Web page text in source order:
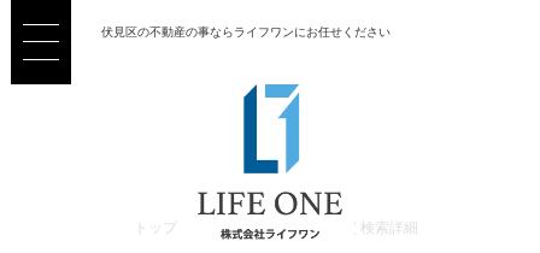
伏見区の不動産の事ならライフワンにお任せください
トップ 売買 検索一覧 売買 検索詳細